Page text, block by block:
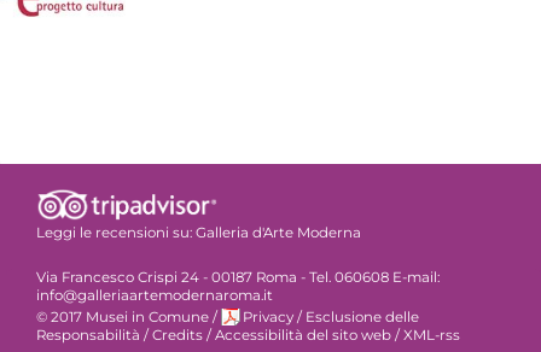
Leggi le recensioni su: Galleria d'Arte Moderna
Via Francesco Crispi 24 - 00187 Roma - Tel. 060608 E-mail:
info@galleriaartemodernaroma.it
© 2017 Musei in Comune / Privacy / Esclusione delle
Responsabilità / Credits / Accessibilità del sito web / XML-rss